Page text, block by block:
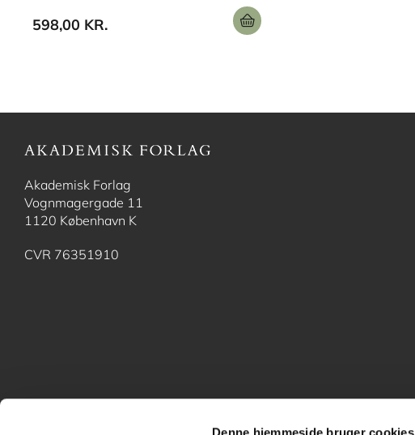
Denne hjemmeside bruger cookies
598,00 KR.
Akademisk Forlag
Vognmagergade 11
1120 København K
CVR 76351910